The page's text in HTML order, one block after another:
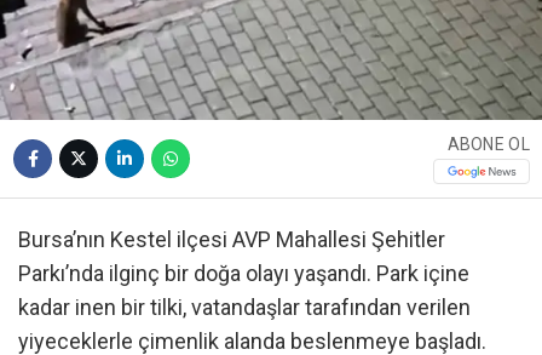
ABONE OL
Bursa’nın Kestel ilçesi AVP Mahallesi Şehitler
Parkı’nda ilginç bir doğa olayı yaşandı. Park içine
kadar inen bir tilki, vatandaşlar tarafından verilen
yiyeceklerle çimenlik alanda beslenmeye başladı.